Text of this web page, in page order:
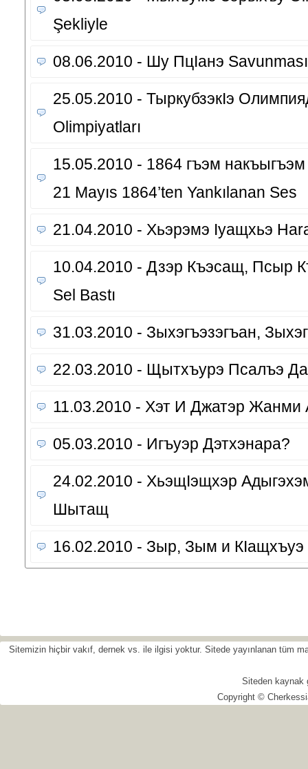
Şekliyle
08.06.2010 - Шу ПцIанэ
25.05.2010 - ТыркубзэкIэ
Olimpiyatları
15.05.2010 - 1864 гъэм
21 Mayıs 1864’ten Yankılanan Ses
21.04.2010 - Хьэрэмэ Iуащхьэ
10.04.2010 - Дзэр Къэсащ, Псыр
Sel Bastı
31.03.2010 - Зыхэгъэзэгъан,
22.03.2010 - Щытхъурэ Псалъэ
11.03.2010 - Хэт И Джатэр
05.03.2010 - Игъуэр Дэтхэнара?
24.02.2010 - ХьэщIэщхэр
Шытащ
16.02.2010 - Зыр, Зым и
Sitemizin hiçbir vakıf, dernek vs. ile ilgisi yoktur. Sitede yayınlanan tüm
Siteden kaynak
Copyright ©